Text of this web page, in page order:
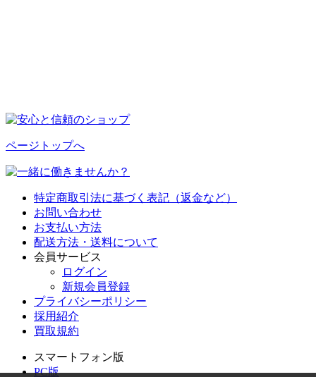
ページトップへ
特定商取引法に基づく表記（返金など）
お問い合わせ
お支払い方法
配送方法・送料について
会員サービス
ログイン
新規会員登録
プライバシーポリシー
採用紹介
買取規約
スマートフォン版
PC版